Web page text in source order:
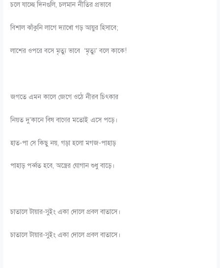
চলে যাচ্ছে দিনগুলি, চলমান নীতির প্রভাবে
বিশাল ঝাঁকুনি লাগে দ্যাখো গড় আয়ুর হিসাবে;
লাশের ওপরে বসে মৃত্যু ভাবে ‘মৃত্যু’ বলে কাকে!
জগতে এমন কালে জেগে ওঠে নীরব চিৎকার
নিয়ত দু’কানে বিষ বাণের মতোই এসে পড়ে।
হাত-পা সে কিছু নয়, গড়া হলো মগজ-পাহাড়
পাহাড় পর্ব্বত হবে, অস্ত্রের যোগান শুধু বাড়ে।
চাতালে টায়ার-সুইং একা দোলে প্রবল বাতাসে।
চাতালে টায়ার-সুইং একা দোলে প্রবল বাতাসে।